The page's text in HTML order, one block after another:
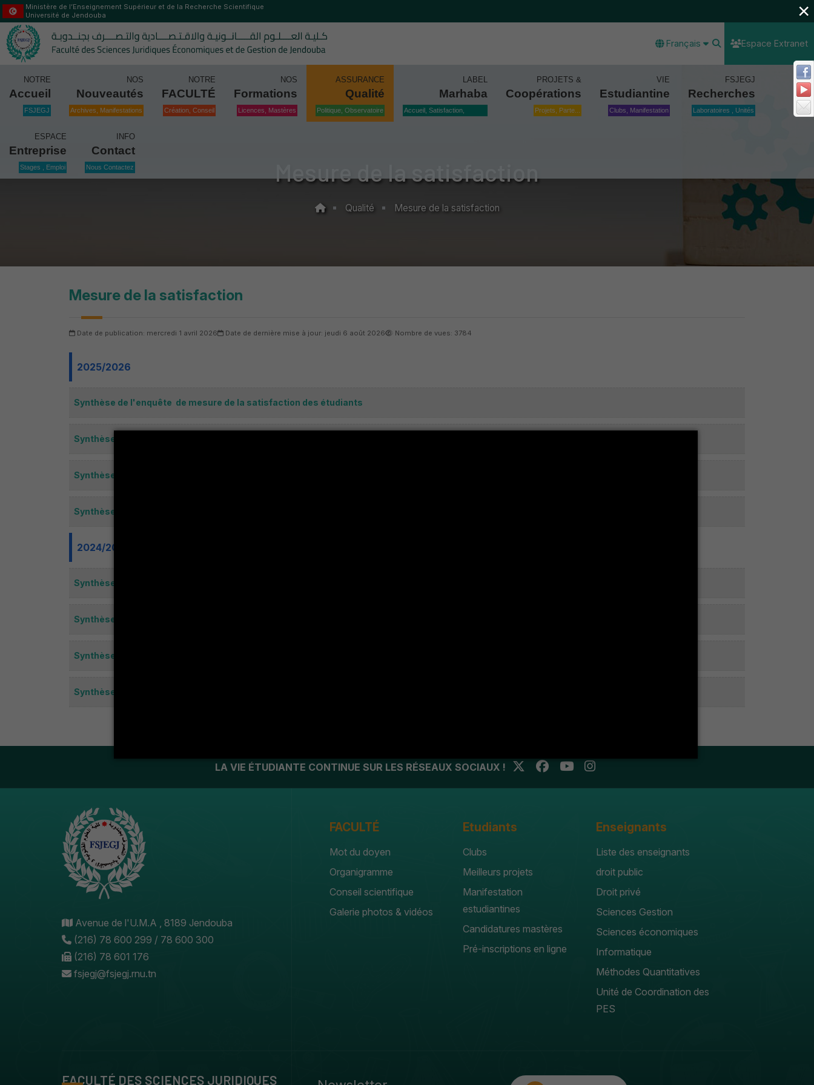
Ministère de l’Enseignement Supérieur et de la Recherche Scientifique
Université de Jendouba
Français Espace Extranet
NOTRE
Accueil
FSJEGJ
NOS
Nouveautés
Archives, Manifestations
NOTRE
FACULTÉ
Création, Conseil
NOS
Formations
Licences, Mastères
ASSURANCE
Qualité
Politique, Observatoire
LABEL
Marhaba
Accueil, Satisfaction,
PROJETS &
Coopérations
Projets, Parte...
VIE
Estudiantine
Clubs, Manifestation
FSJEGJ
Recherches
Laboratoires , Unités
ESPACE
Entreprise
Stages , Emploi
INFO
Contact
Nous Contactez Mesure de la satisfaction
Qualité Mesure de la satisfaction
Mesure de la satisfaction
Date de publication: mercredi 1 avril 2026 Date de dernière mise à jour: jeudi 6 août 2026 Nombre de vues: 3784
2025/2026
Synthèse de l'enquête de mesure de la satisfaction des étudiants
Synthèse de l'enquête de mesure de la satisfaction des enseignants
Synthèse de l'enquête de mesure de la satisfaction du personnel
Synthèse de l'enquête de mesure de la satisfaction des Entreprises
2024/2025
Synthèse de l'enquête de mesure de la satisfaction des étudiants
Synthèse de l'enquête de mesure de la satisfaction des enseignants
Synthèse de l'enquête de mesure de la satisfaction du personnel
Synthèse de l'enquête de mesure de la satisfaction des Entreprises
LA VIE ÉTUDIANTE CONTINUE SUR LES RÉSEAUX SOCIAUX !
Avenue de l'U.M.A , 8189 Jendouba
(216) 78 600 299 / 78 600 300
(216) 78 601 176
fsjegj@fsjegj.rnu.tn
FACULTÉ
Mot du doyen
Organigramme
Conseil scientifique
Galerie photos & vidéos
Etudiants
Clubs
Meilleurs projets
Manifestation
estudiantines
Candidatures mastères
Pré-inscriptions en ligne
Enseignants
Liste des enseignants
droit public
Droit privé
Sciences Gestion
Sciences économiques
Informatique
Méthodes Quantitatives
Unité de Coordination des
PES
FACULTÉ DES SCIENCES JURIDIQUES
×